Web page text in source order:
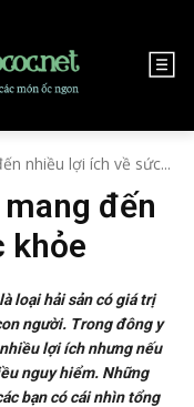
nhiều lợi ích về sức...
đến
khỏe
loại hải sản có giá trị
người. Trong đông y
lợi ích nhưng nếu
nguy hiểm. Những
bạn có cái nhìn tổng